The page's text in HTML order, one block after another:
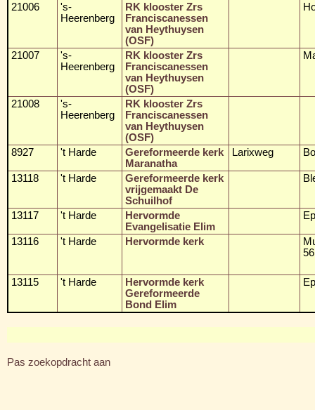
21006
's-
Heerenberg
RK klooster Zrs
Franciscanessen
van Heythuysen
(OSF)
21007
's-
Heerenberg
RK klooster Zrs
Franciscanessen
van Heythuysen
(OSF)
21008
's-
Heerenberg
RK klooster Zrs
Franciscanessen
van Heythuysen
(OSF)
8927
't Harde
Gereformeerde kerk
Maranatha
Larixweg
13118 't Harde
Gereformeerde kerk
vrijgemaakt De
Schuilhof
13117 't Harde
Hervormde
Evangelisatie Elim
13116 't Harde Hervormde kerk
56
13115 't Harde
Hervormde kerk
Gereformeerde
Bond Elim
Pas zoekopdracht aan